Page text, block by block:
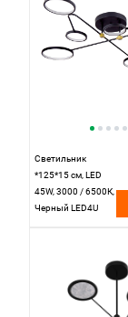
Светильник
*125*15 см, LED
45W, 3000 / 6500К,
Черный LED4U